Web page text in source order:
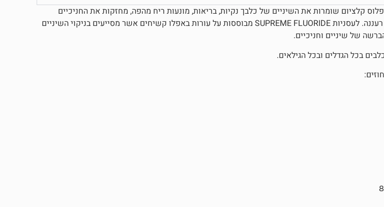
פלוס קלציום שומרות את השיניים של כלבך נקיות, בריאות, מונעות ריח מהפה, מחזקות את החניכיים
ומאפשרות נשימה רעננה. לעסניות SUPREME FLUORIDE מבוססות על עורות באפלו קשיחים אשר מסייעים בניקוי השיניים
של שיניים וחניכיים.
בכל הגדלים ובכל הגילאים.